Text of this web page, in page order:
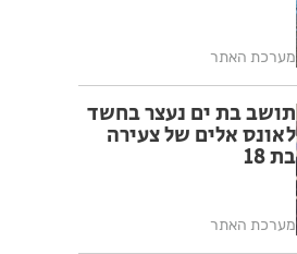
מערכת האתר
תושב בת ים נעצר בחשד
לאונס אלים של צעירה
בת 18
מערכת האתר